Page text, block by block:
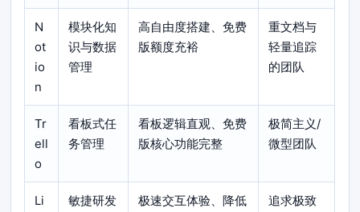
N
ot
io
n
模块化知
识与数据
管理
高自由度搭建、免费
版额度充裕
重文档与
轻量追踪
的团队
Tr
ell
o
看板式任
务管理
看板逻辑直观、免费
版核心功能完整
极简主义/
微型团队
Li
敏捷研发
极速交互体验、降低
追求极致